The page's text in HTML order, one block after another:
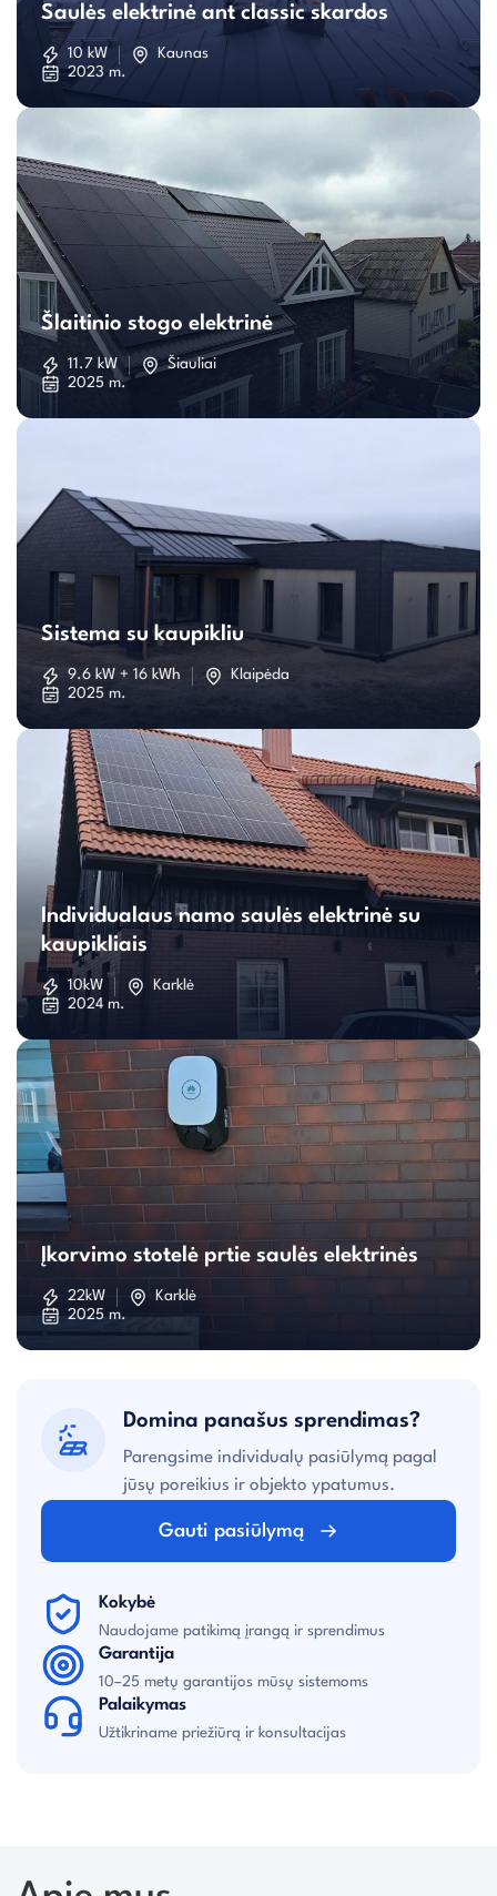
elektrinė
Saulės elektrinė ant classic skardos
10 kW
Kaunas
2023 m.
Šlaitinio
stogo
elektrinė
Šlaitinio stogo elektrinė
11.7 kW
Šiauliai
2025 m.
Sistema
su
kaupikliu
Sistema su kaupikliu
9.6 kW + 16 kWh
Klaipėda
2025 m.
Individualaus
namo
saulės
elektrinė
su
kaupikliais
Individualaus namo saulės elektrinė su
kaupikliais
10kW
Karklė
2024 m.
Įkorvimo
stotelė
Įkorvimo stotelė prtie saulės elektrinės
22kW
Karklė
2025 m.
Domina panašus sprendimas?
Parengsime individualų pasiūlymą pagal
jūsų poreikius ir objekto ypatumus.
Gauti pasiūlymą
Kokybė
Naudojame patikimą įrangą ir sprendimus
Garantija
10–25 metų garantijos mūsų sistemoms
Palaikymas
Užtikriname priežiūrą ir konsultacijas